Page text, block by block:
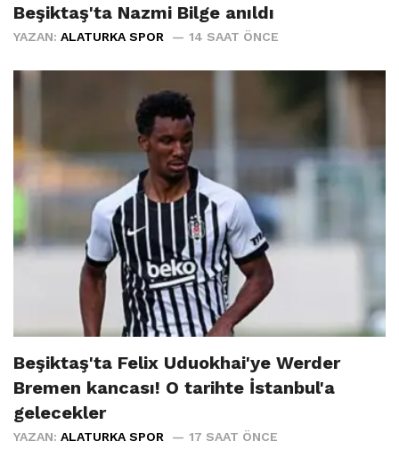
Beşiktaş'ta Nazmi Bilge anıldı
YAZAN: ALATURKA SPOR 14 SAAT ÖNCE
Beşiktaş'ta Felix Uduokhai'ye Werder
Bremen kancası! O tarihte İstanbul'a
gelecekler
YAZAN: ALATURKA SPOR 17 SAAT ÖNCE